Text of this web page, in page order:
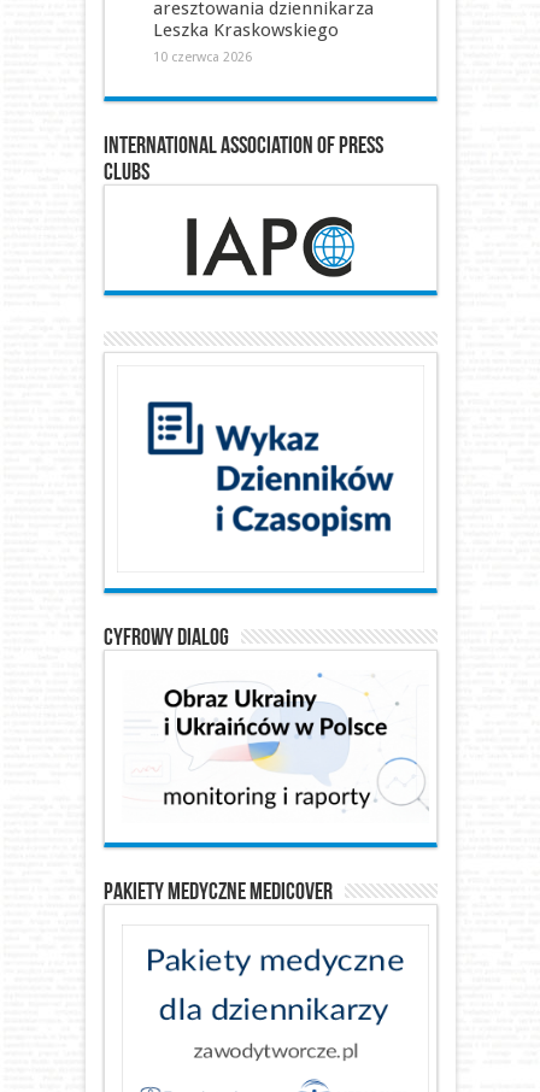
aresztowania dziennikarza
Leszka Kraskowskiego
10 czerwca 2026
International Association of Press
Clubs
Cyfrowy Dialog
Pakiety medyczne Medicover